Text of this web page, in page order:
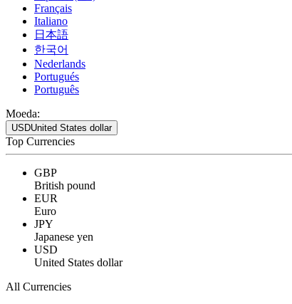
Français
Italiano
日本語
한국어
Nederlands
Portugués
Português
Moeda:
USDUnited States dollar
Top Currencies
GBP
British pound
EUR
Euro
JPY
Japanese yen
USD
United States dollar
All Currencies